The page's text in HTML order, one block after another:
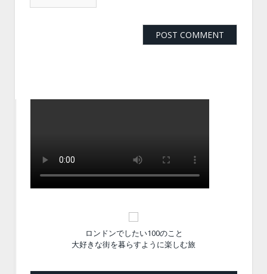
ロンドンでしたい100のこと
大好きな街を暮らすように楽しむ旅